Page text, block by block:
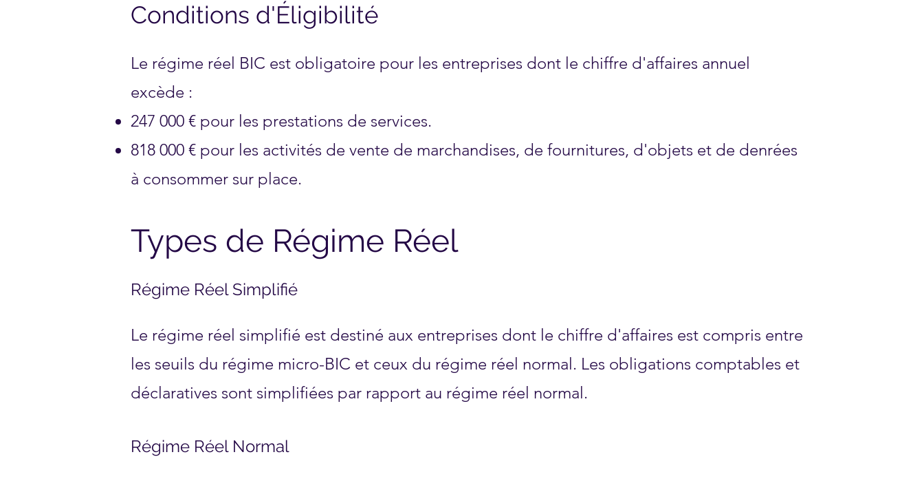
Conditions d'Éligibilité
Le régime réel BIC est obligatoire pour les entreprises dont le chiffre d'affaires annuel
excède :
247 000 € pour les prestations de services.
818 000 € pour les activités de vente de marchandises, de fournitures, d'objets et de denrées
à consommer sur place.
Types de Régime Réel
Régime Réel Simplifié
Le régime réel simplifié est destiné aux entreprises dont le chiffre d'affaires est compris entre
les seuils du régime micro-BIC et ceux du régime réel normal. Les obligations comptables et
déclaratives sont simplifiées par rapport au régime réel normal.
Régime Réel Normal